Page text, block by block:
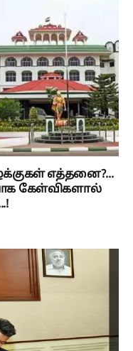
எத்தனை?...
கேள்விகளால்